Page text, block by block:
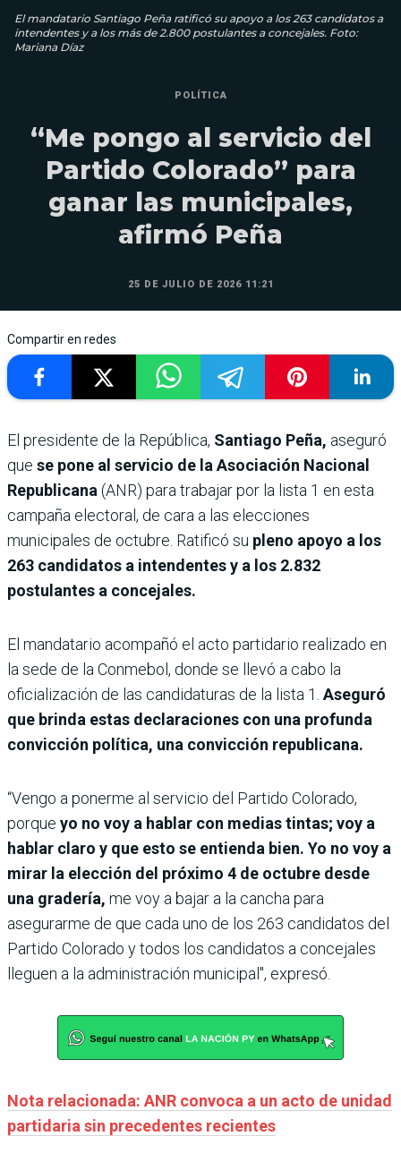
El mandatario Santiago Peña ratificó su apoyo a los 263 candidatos a
intendentes y a los más de 2.800 postulantes a concejales. Foto:
Mariana Díaz
POLÍTICA
“Me pongo al servicio del
Partido Colorado” para
ganar las municipales,
afirmó Peña
25 DE JULIO DE 2026 11:21
Compartir en redes
El presidente de la República, Santiago Peña, aseguró
que se pone al servicio de la Asociación Nacional
Republicana (ANR) para trabajar por la lista 1 en esta
campaña electoral, de cara a las elecciones
municipales de octubre. Ratificó su pleno apoyo a los
263 candidatos a intendentes y a los 2.832
postulantes a concejales.
El mandatario acompañó el acto partidario realizado en
la sede de la Conmebol, donde se llevó a cabo la
oficialización de las candidaturas de la lista 1. Aseguró
que brinda estas declaraciones con una profunda
convicción política, una convicción republicana.
“Vengo a ponerme al servicio del Partido Colorado,
porque yo no voy a hablar con medias tintas; voy a
hablar claro y que esto se entienda bien. Yo no voy a
mirar la elección del próximo 4 de octubre desde
una gradería, me voy a bajar a la cancha para
asegurarme de que cada uno de los 263 candidatos del
Partido Colorado y todos los candidatos a concejales
lleguen a la administración municipal", expresó.
Nota relacionada: ANR convoca a un acto de unidad
partidaria sin precedentes recientes